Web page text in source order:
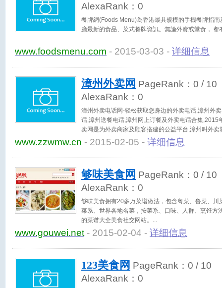
AlexaRank： 0
餐牌網(Foods Menu)為香港最具規模的手機餐牌指
廳最新的食品、菜式餐牌資訊。無論外賣或堂食，
www.foodsmenu.com - 2015-03-03 - 详细信息
漳州外卖网 PageRank： 0 / 10
AlexaRank： 0
漳州外卖电话网-轻松获取您身边的外卖电话,漳州外
话,漳州送餐电话,漳州网上订餐及外卖电话合集,2015
卖网是为外卖商家及顾客搭建的公益平台,漳州叫外
漳州外卖漳州送餐网!
www.zzwmw.cn - 2015-02-05 - 详细信息
够味美食网 PageRank： 0 / 10
AlexaRank： 0
够味美食拥有20多万菜谱做法，包含粤菜、鲁菜、
菜系、世界各地名菜，按菜系、口味、人群、烹饪方
的菜谱大全美食社交网站。
www.gouwei.net- 2015-02-04 - 详细信息
123美食网 PageRank： 0 / 10
AlexaRank： 0